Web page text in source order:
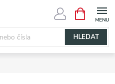
HLEDAT
NÁKUPNÍ
KOŠÍK